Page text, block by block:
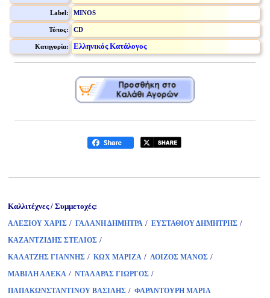
Label: MINOS
Τύπος: CD
Κατηγορία: Ελληνικός Κατάλογος
Καλλιτέχνες / Συμμετοχές:
ΑΛΕΞΙΟΥ ΧΑΡΙΣ / ΓΑΛΑΝΗ ΔΗΜΗΤΡΑ / ΕΥΣΤΑΘΙΟΥ ΔΗΜΗΤΡΗΣ /
ΚΑΖΑΝΤΖΙΔΗΣ ΣΤΕΛΙΟΣ /
ΚΑΛΑΤΖΗΣ ΓΙΑΝΝΗΣ / ΚΩΧ ΜΑΡΙΖΑ / ΛΟΙΖΟΣ ΜΑΝΟΣ /
ΜΑΒΙΛΗ ΑΛΕΚΑ / ΝΤΑΛΑΡΑΣ ΓΙΩΡΓΟΣ /
ΠΑΠΑΚΩΝΣΤΑΝΤΙΝΟΥ ΒΑΣΙΛΗΣ / ΦΑΡΑΝΤΟΥΡΗ ΜΑΡΙΑ